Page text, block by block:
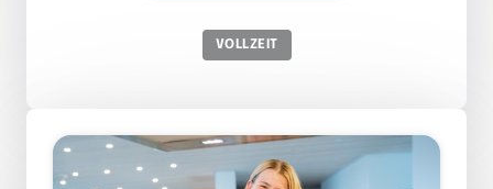
VOLLZEIT